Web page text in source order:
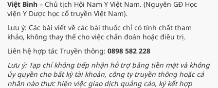
Việt Bình – Chủ tịch Hội Nam Y Việt Nam. (Nguyên GĐ Học
viện Y Dược học cổ truyền Việt Nam).
Lưu ý: Các bài viết về các bài thuốc chỉ có tính chất tham
khảo, không thay thế cho việc chẩn đoán hoặc điều trị.
Liên hệ hợp tác Truyền thông: 0898 582 228
Lưu ý: Tạp chí không tiếp nhận hỗ trợ bằng tiền mặt và không
ủy quyền cho bất kỳ tài khoản, công ty truyền thông hoặc cá
nhân nào thực hiện việc giao dịch quảng cáo, ký kết hợp